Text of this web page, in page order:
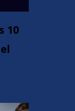
10